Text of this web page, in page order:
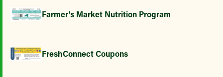
Farmer's Market Nutrition Program
FreshConnect Coupons